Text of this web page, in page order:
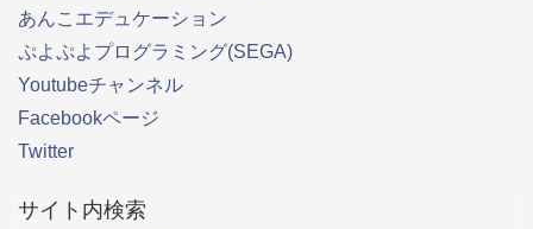
あんこエデュケーション
ぷよぷよプログラミング(SEGA)
Youtubeチャンネル
Facebookページ
Twitter
サイト内検索